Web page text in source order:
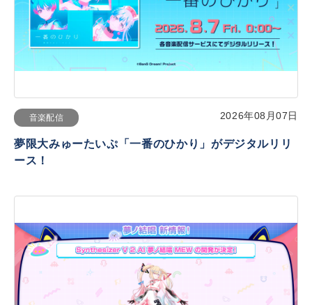
音楽配信 2026年08月07日
夢限大みゅーたいぷ「一番のひかり」がデジタルリリ
ース！